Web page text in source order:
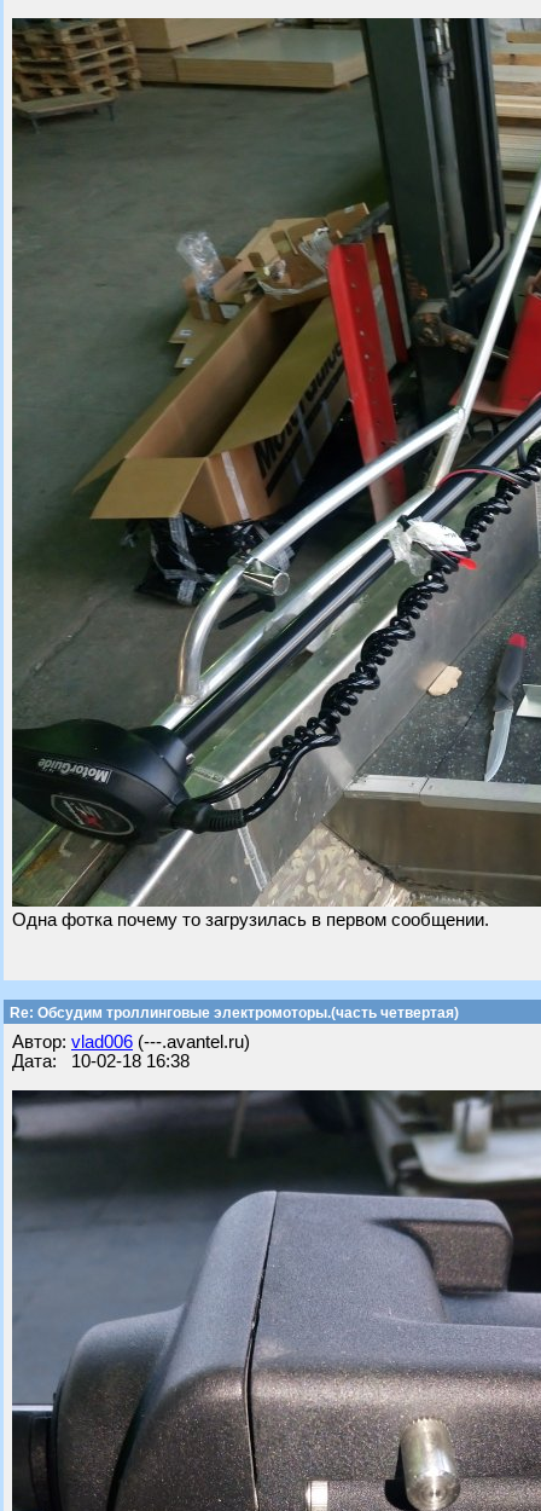
Одна фотка почему то загрузилась в первом сообщении.
Re: Обсудим троллинговые электромоторы.(часть четвертая)
Автор: vlad006 (---.avantel.ru)
Дата: 10-02-18 16:38